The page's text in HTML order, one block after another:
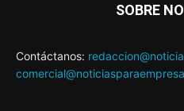
SOBRE
Contáctanos: